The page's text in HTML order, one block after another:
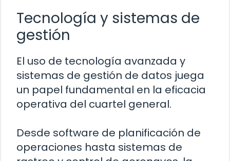
Tecnología y sistemas de
gestión
El uso de tecnología avanzada y
sistemas de gestión de datos juega
un papel fundamental en la eficacia
operativa del cuartel general.
Desde software de planificación de
operaciones hasta sistemas de